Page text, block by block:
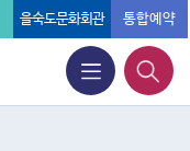
을숙도문화회관 통합예약